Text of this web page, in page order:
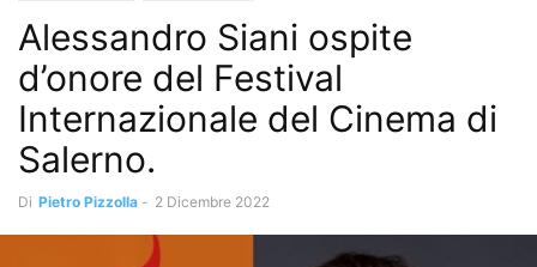
Alessandro Siani ospite
d’onore del Festival
Internazionale del Cinema di
Salerno.
Di Pietro Pizzolla - 2 Dicembre 2022